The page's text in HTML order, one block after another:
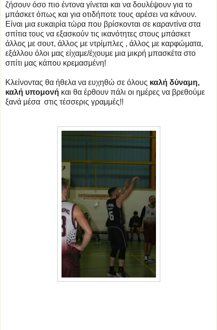
ζήσουν όσο πιο έντονα γίνεται και να δουλέψουν για το
μπάσκετ όπως και για οτιδήποτε τους αρέσει να κάνουν.
Είναι μια ευκαιρία τώρα που βρίσκονται σε καραντίνα στα
σπίτια τους να εξασκούν τις ικανότητες στους μπάσκετ
άλλος με σουτ, άλλος με ντρίμπλες , άλλος με καρφώματα,
εξάλλου όλοι μας είχαμε/έχουμε μια μικρή μπασκέτα στο
σπίτι μας κάπου κρεμασμένη!
Κλείνοντας θα ήθελα να ευχηθώ σε όλους καλή δύναμη,
καλή υπομονή και θα έρθουν πάλι οι ημέρες να βρεθούμε
ξανά μέσα στις τέσσερις γραμμές!!